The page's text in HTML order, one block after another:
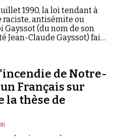
1990, la loi tendant à
antisémite ou
Gayssot (du nom de son
Jean-Claude Gayssot) fait
de Notre-
Français sur
la thèse de